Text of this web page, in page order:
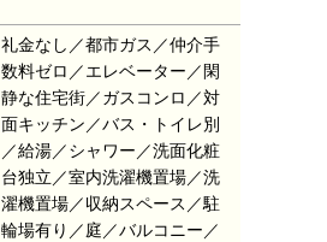
礼金なし／都市ガス／仲介手
数料ゼロ／エレベーター／閑
静な住宅街／ガスコンロ／対
面キッチン／バス・トイレ別
／給湯／シャワー／洗面化粧
台独立／室内洗濯機置場／洗
濯機置場／収納スペース／駐
輪場有り／庭／バルコニー／